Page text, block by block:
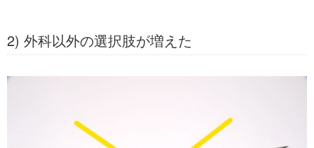
2) 外科以外の選択肢が増えた